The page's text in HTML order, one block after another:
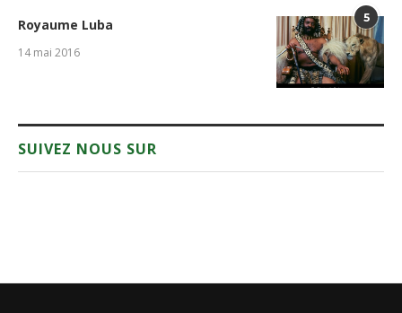
5
Royaume Luba
14 mai 2016
SUIVEZ NOUS SUR